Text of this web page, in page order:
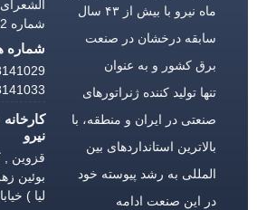
ماه نیرو با بیش از ۴۳ سال
سابقه درخشان در صنعت
برق كشور و به عنوان
تنها تولید كننده ژنراتورهای
صنعتی در ایران و منطقه، با
بالاترین استانداردهای بین
المللی به رشد پیوسته خود
در این صنعت ادامه
الشعرای
شماره 12 , طبقه ششم
شماره
نیرو
بوئین
لیا )